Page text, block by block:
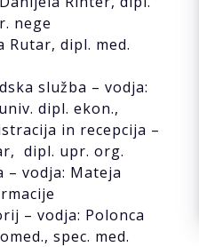
nege
Rutar, dipl. med.
služba – vodja:
dipl. ekon.,
in recepcija –
dipl. upr. org.
– vodja: Mateja
– vodja: Polonca
spec. med.